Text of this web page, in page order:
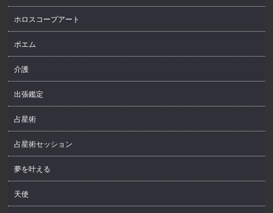
ホロスコープアート
ポエム
介護
出張鑑定
占星術
占星術セッション
夢を叶える
天使